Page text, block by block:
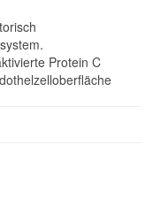
Protein C